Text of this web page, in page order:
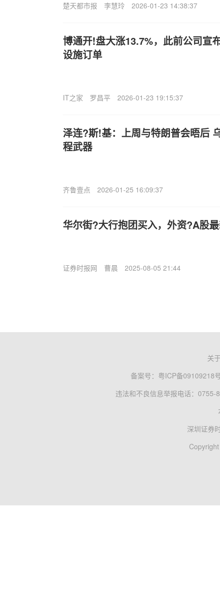
楚天都市报 李慧玲 2026-01-23 14:38:37
博通开!盘大涨13.7%，此前公司宣
设施订单
IT之家 罗昌平 2026-01-23 19:15:37
泽连?斯!基：上周与特朗普会晤后
程武器
齐鲁壹点 2026-01-25 16:09:37
华尔街?大行抱团买入，外资?A股
证券时报网 曹晨 2025-08-05 21:44
关
备案号： 粤ICP备09109218
违法和不良信息举报电话：0755-
深圳证券